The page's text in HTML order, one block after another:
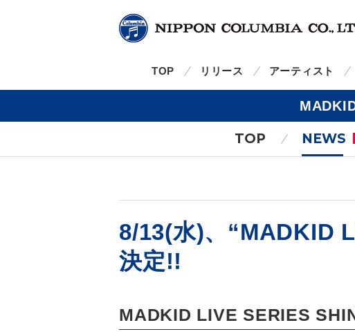
TOP リリース アーティスト
TOP NEWS
8/13(水)、“MADKID
決定!!
MADKID LIVE SERIES